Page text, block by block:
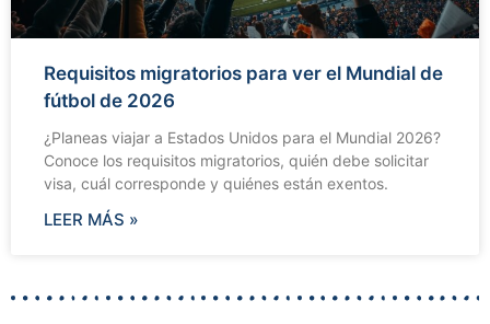
Requisitos migratorios para ver el Mundial de
fútbol de 2026
¿Planeas viajar a Estados Unidos para el Mundial 2026?
Conoce los requisitos migratorios, quién debe solicitar
visa, cuál corresponde y quiénes están exentos.
LEER MÁS »